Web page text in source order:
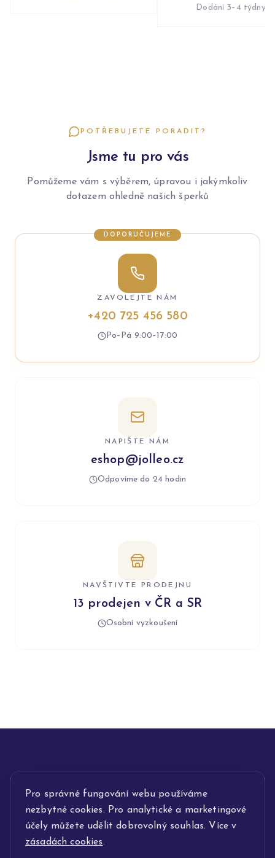
Pro správné fungování webu používáme
nezbytné cookies. Pro analytické a marketingové
účely můžete udělit dobrovolný souhlas. Více v
zásadách cookies.
Dodání 3–4 týdny
POTŘEBUJETE PORADIT?
Jsme tu pro vás
Pomůžeme vám s výběrem, úpravou i jakýmkoliv
dotazem ohledně našich šperků
DOPORUČUJEME
ZAVOLEJTE NÁM
+420 725 456 580
Po–Pá 9:00–17:00
NAPIŠTE NÁM
eshop@jolleo.cz
Odpovíme do 24 hodin
NAVŠTIVTE PRODEJNU
13 prodejen v ČR a SR
Osobní vyzkoušení
INFORMACE
POPIS SLUŽEB